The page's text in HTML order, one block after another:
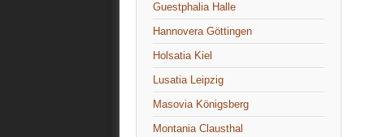
Guestphalia Halle
Hannovera Göttingen
Holsatia Kiel
Lusatia Leipzig
Masovia Königsberg
Montania Clausthal